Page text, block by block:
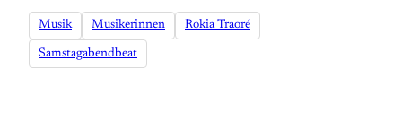
Musik Musikerinnen Rokia Traoré
Samstagabendbeat